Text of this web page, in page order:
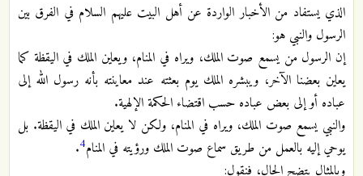
الذي يستفاد من الأخبار الواردة عن أهل البيت عليهم السلام في الفرق بين
الرسول والنبي هو:
إن الرسول من يسمع صوت الملك، ويراه في المنام، ويعاين الملك في اليقظة كما
يعاين بعضنا الآخر، ويبشره الملك يوم بعثته عند معاينته بأنه رسول الله إلى
عباده أو إلى بعض عباده حسب اقتضاء الحكمة الإلهية.
والنبي يسمع صوت الملك، ويراه في المنام، ولكن لا يعاين الملك في اليقظة. بل
يوحي إليه بالعمل من طريق سماع صوت الملك ورؤيته في المنام4
.
وبالمثال يتضح الحال، فنقول: